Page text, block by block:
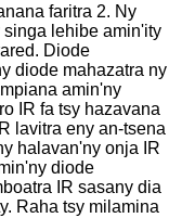
faritra 2. Ny
lehibe amin'ity
Diode
diode mahazatra ny
amin'ny
IR fa tsy hazavana
lavitra eny an-tsena
halavan'ny onja IR
diode
IR sasany dia
Raha tsy milamina